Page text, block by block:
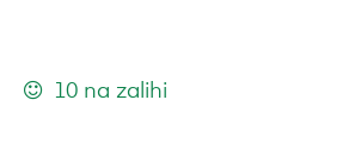
10 na zalihi